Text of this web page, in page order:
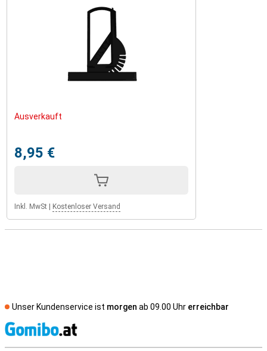
Ausverkauft
8,95 €
Inkl. MwSt Kostenloser Versand
Unser Kundenservice ist morgen ab 09.00 Uhr erreichbar